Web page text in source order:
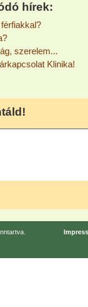
hírek:
szerelem...
Klinika!